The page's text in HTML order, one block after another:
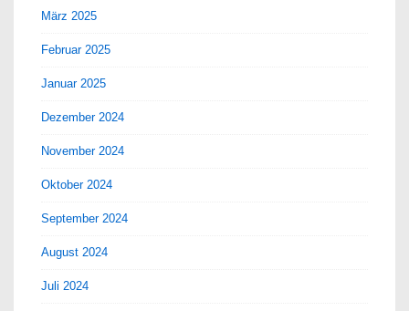
März 2025
Februar 2025
Januar 2025
Dezember 2024
November 2024
Oktober 2024
September 2024
August 2024
Juli 2024